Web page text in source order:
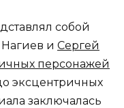
собой
и Сергей
персонажей
эксцентричных
заключалась